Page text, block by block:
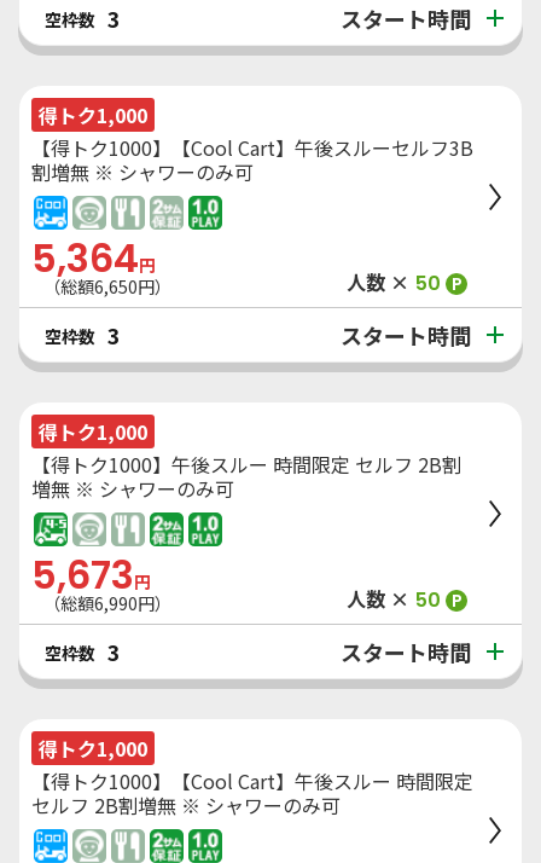
空枠数 3 スタート時間
得トク1,000
【得トク1000】【Cool Cart】午後スルーセルフ3B
割増無 ※ シャワーのみ可
5,364円
（総額6,650円） 人数 × 50 P
空枠数 3 スタート時間
得トク1,000
【得トク1000】午後スルー 時間限定 セルフ 2B割
増無 ※ シャワーのみ可
5,673円
（総額6,990円） 人数 × 50 P
空枠数 3 スタート時間
得トク1,000
【得トク1000】【Cool Cart】午後スルー 時間限定
セルフ 2B割増無 ※ シャワーのみ可